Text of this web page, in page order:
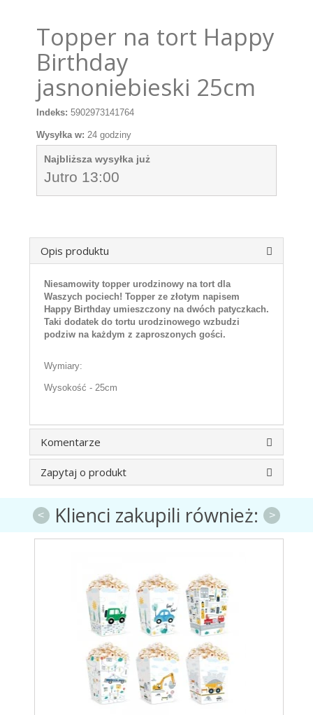
Topper na tort Happy
Birthday
jasnoniebieski 25cm
Indeks: 5902973141764
Wysyłka w: 24 godziny
Najbliższa wysyłka już
Jutro 13:00
Opis produktu
Niesamowity topper urodzinowy na tort dla
Waszych pociech! Topper ze złotym napisem
Happy Birthday umieszczony na dwóch patyczkach.
Taki dodatek do tortu urodzinowego wzbudzi
podziw na każdym z zaproszonych gości.
Wymiary:
Wysokość - 25cm
Komentarze
Zapytaj o produkt
Klienci zakupili również:
< >